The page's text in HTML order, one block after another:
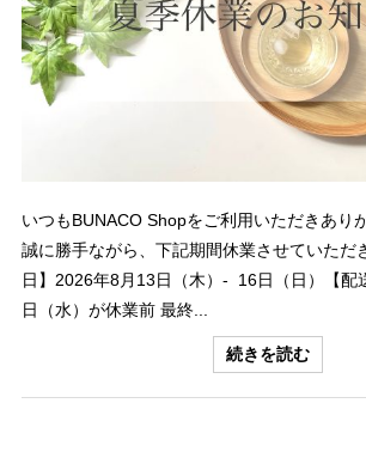
いつもBUNACO Shopをご利用いただきあり
誠に勝手ながら、下記期間休業させていただ
日】2026年8月13日（木）- 16日（日）【配
日（水）が休業前 最終...
続きを読む